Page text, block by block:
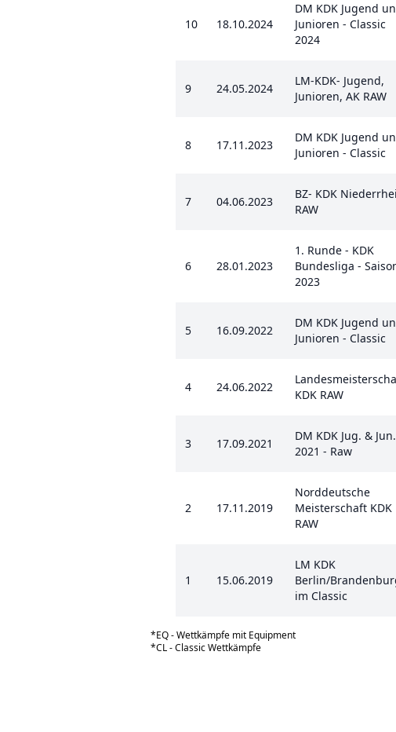
10 18.10.2024
DM KDK Jugend
Junioren - Classic
2024
9 24.05.2024
LM-KDK- Jugend,
Junioren, AK RAW
8 17.11.2023
DM KDK Jugend
Junioren - Classic
7 04.06.2023
BZ- KDK
RAW
6 28.01.2023
1. Runde - KDK
Bundesliga -
2023
5 16.09.2022
DM KDK Jugend
Junioren - Classic
4 24.06.2022
KDK RAW
3 17.09.2021
DM KDK Jug. & Jun.
2021 - Raw
2 17.11.2019
Norddeutsche
Meisterschaft KDK
RAW
1 15.06.2019
LM KDK
Berlin/
im Classic
*EQ - Wettkämpfe mit Equipment
*CL - Classic Wettkämpfe